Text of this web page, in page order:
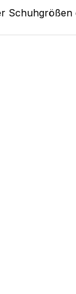
Schuhgrößen